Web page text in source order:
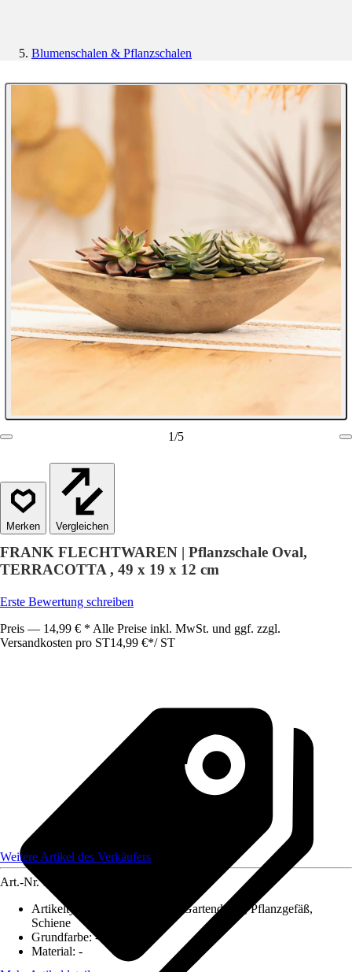
Blumenschalen & Pflanzschalen
1/5
Vergleichen
FRANK FLECHTWAREN | Pflanzschale Oval,
TERRACOTTA , 49 x 19 x 12 cm
Erste Bewertung schreiben
Preis — 14,99 € * Alle Preise inkl. MwSt. und ggf. zzgl.
Versandkosten pro ST14,99 €*/ ST
Weitere Artikel des Verkäufers
Art.-Nr. 12584043
Artikeltyp
Deko Accessoires, Gartendekor, Pflanzgefäß,
Schiene
Grundfarbe:-
Material: -